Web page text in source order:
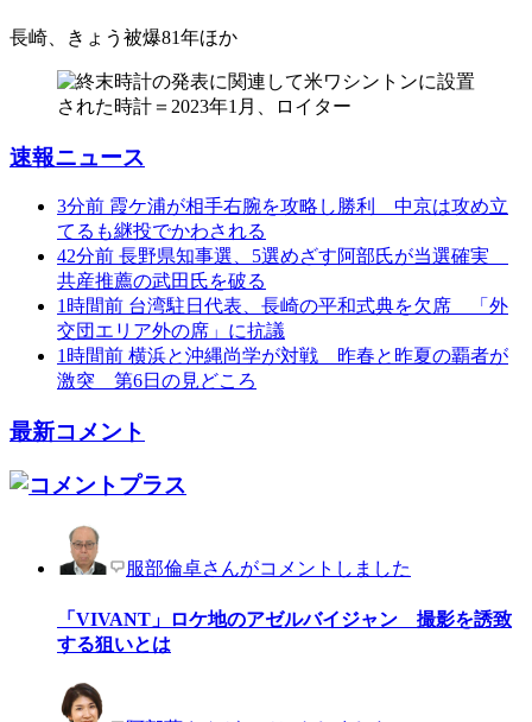
長崎、きょう被爆81年ほか
速報ニュース
3分前 霞ケ浦が相手右腕を攻略し勝利 中京は攻め立
てるも継投でかわされる
42分前 長野県知事選、5選めざす阿部氏が当選確実
共産推薦の武田氏を破る
1時間前 台湾駐日代表、長崎の平和式典を欠席 「外
交団エリア外の席」に抗議
1時間前 横浜と沖縄尚学が対戦 昨春と昨夏の覇者が
激突 第6日の見どころ
最新コメント
服部倫卓さんがコメントしました
「VIVANT」ロケ地のアゼルバイジャン 撮影を誘致
する狙いとは